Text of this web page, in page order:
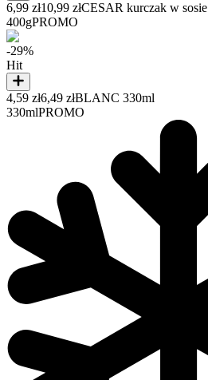
6,99 zł10,99 złCESAR kurczak w sosie
400gPROMO
-29%
Hit
4,59 zł6,49 złBLANC 330ml
330mlPROMO